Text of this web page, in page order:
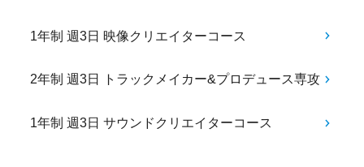
1年制 週3日 映像クリエイターコース
2年制 週3日 トラックメイカー&プロデュース専攻
1年制 週3日 サウンドクリエイターコース